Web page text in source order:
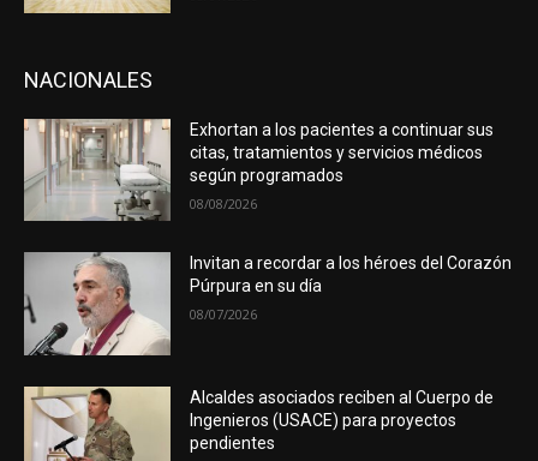
NACIONALES
Exhortan a los pacientes a continuar sus
citas, tratamientos y servicios médicos
según programados
08/08/2026
Invitan a recordar a los héroes del Corazón
Púrpura en su día
08/07/2026
Alcaldes asociados reciben al Cuerpo de
Ingenieros (USACE) para proyectos
pendientes